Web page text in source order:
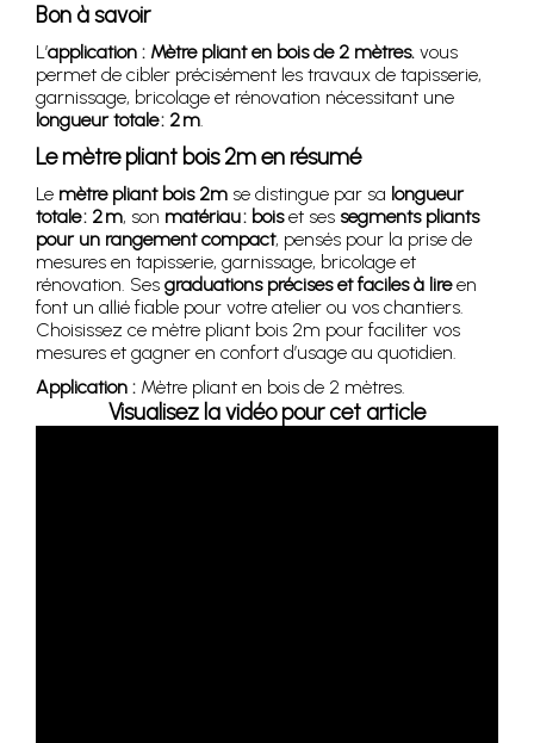
Bon à savoir
L’application : Mètre pliant en bois de 2 mètres. vous
permet de cibler précisément les travaux de tapisserie,
garnissage, bricolage et rénovation nécessitant une
longueur totale : 2 m.
Le mètre pliant bois 2m en résumé
Le mètre pliant bois 2m se distingue par sa longueur
totale : 2 m, son matériau : boiset ses segments pliants
pour un rangement compact, pensés pour la prise de
mesures en tapisserie, garnissage, bricolage et
rénovation. Ses graduations précises et faciles à lireen
font un allié fiable pour votre atelier ou vos chantiers.
Choisissez ce mètre pliant bois 2m pour faciliter vos
mesures et gagner en confort d’usage au quotidien.
Application : Mètre pliant en bois de 2 mètres.
Visualisez la vidéo pour cet article